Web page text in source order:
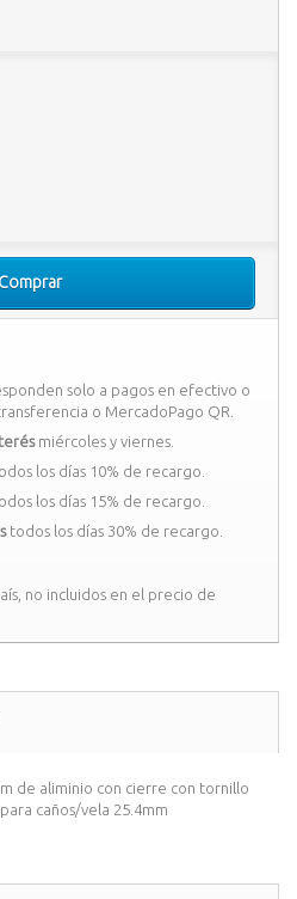
Comprar
solo a pagos en efectivo o
o MercadoPago QR.
miércoles y viernes.
los días 10% de recargo.
los días 15% de recargo.
todos los días 30% de recargo.
no incluidos en el precio de
de aliminio con cierre con tornillo
caños/vela 25.4mm